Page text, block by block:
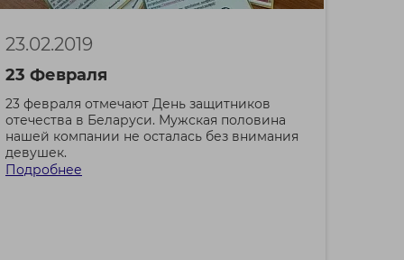
23.02.2019
23 Февраля
23 февраля отмечают День защитников
отечества в Беларуси. Мужская половина
нашей компании не осталась без внимания
девушек.
Подробнее